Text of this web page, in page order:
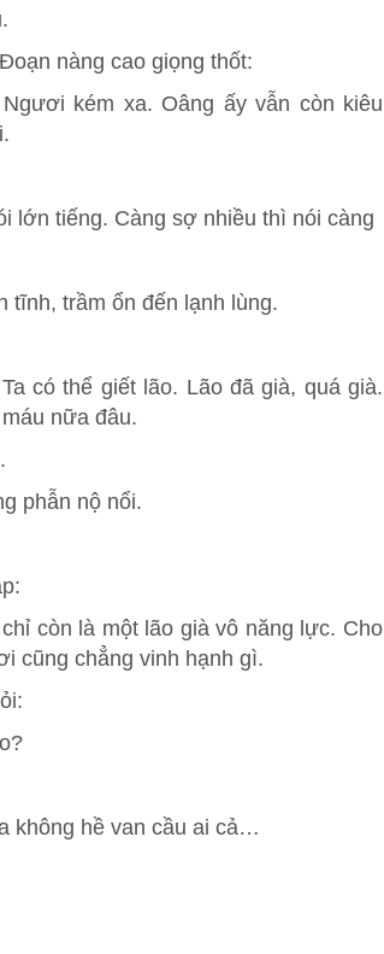
nàng cao giọng thốt:
kém xa. Oâng ấy vẫn còn kiêu
tiếng. Càng sợ nhiều thì nói càng
tĩnh, trầm ổn đến lạnh lùng.
có thể giết lão. Lão đã già, quá già.
nữa đâu.
phẫn nộ nổi.
còn là một lão già vô năng lực. Cho
cũng chẳng vinh hạnh gì.
không hề van cầu ai cả…